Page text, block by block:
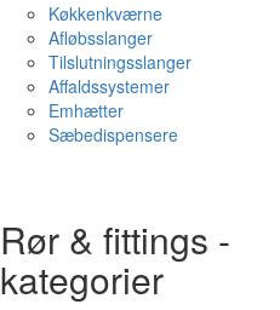
Køkkenkværne
Afløbsslanger
Tilslutningsslanger
Affaldssystemer
Emhætter
Sæbedispensere
Rør & fittings -
kategorier